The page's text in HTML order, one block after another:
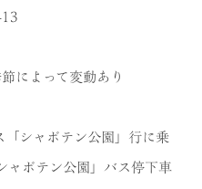
によって変動あり
「シャボテン公園」行に乗
ャボテン公園」バス停下車